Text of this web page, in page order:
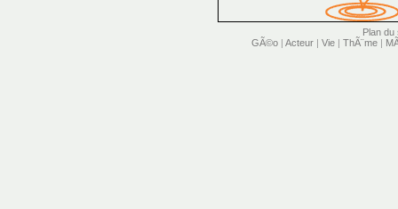
Plan du
GÃ©o | Acteur | Vie | ThÃ¨me |